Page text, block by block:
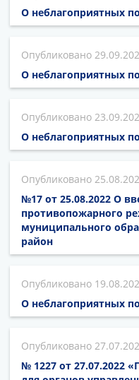
О неблагоприятных
О неблагоприятных
О неблагоприятных
№17 от 25.08.2022 О
противопожарного
муниципального
район
О неблагоприятных
№ 1227 от 27.07.2022